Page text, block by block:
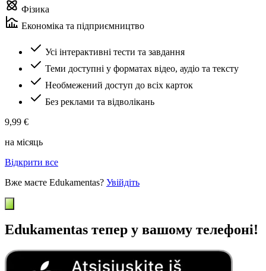
Фізика
Економіка та підприємництво
Усі інтерактивні тести та завдання
Теми доступні у форматах відео, аудіо та тексту
Необмежений доступ до всіх карток
Без реклами та відволікань
9,99 €
на місяць
Відкрити все
Вже маєте Edukamentas? Увійдіть
Edukamentas тепер у вашому телефоні!